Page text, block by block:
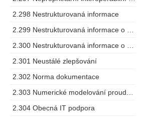
2.298 Nestrukturovaná informace
2.301 Neustálé zlepšování
2.302 Norma dokumentace
2.304 Obecná IT podpora